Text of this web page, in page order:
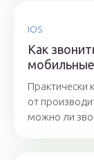
IOS
Как
Практически
от
можно ли